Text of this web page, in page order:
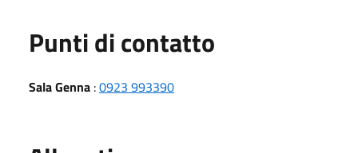
Punti di contatto
Sala Genna :0923 993390